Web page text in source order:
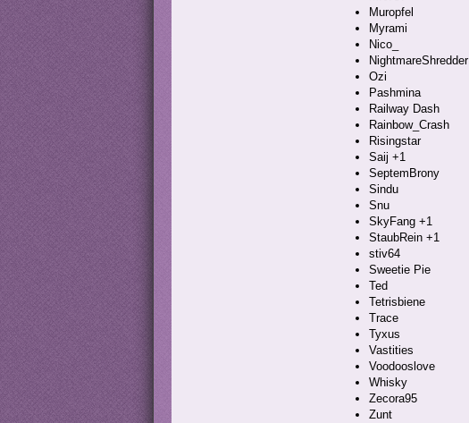
Muropfel
Myrami
Nico_
NightmareShredder
Ozi
Pashmina
Railway Dash
Rainbow_Crash
Risingstar
Saij +1
SeptemBrony
Sindu
Snu
SkyFang +1
StaubRein +1
stiv64
Sweetie Pie
Ted
Tetrisbiene
Trace
Tyxus
Vastities
Voodooslove
Whisky
Zecora95
Zunt